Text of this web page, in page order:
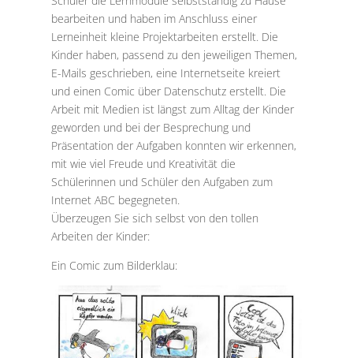
bearbeiten und haben im Anschluss einer
Lerneinheit kleine Projektarbeiten erstellt. Die
Kinder haben, passend zu den jeweiligen Themen,
E-Mails geschrieben, eine Internetseite kreiert
und einen Comic über Datenschutz erstellt. Die
Arbeit mit Medien ist längst zum Alltag der Kinder
geworden und bei der Besprechung und
Präsentation der Aufgaben konnten wir erkennen,
mit wie viel Freude und Kreativität die
Schülerinnen und Schüler den Aufgaben zum
Internet ABC begegneten.
Überzeugen Sie sich selbst von den tollen
Arbeiten der Kinder:
Ein Comic zum Bilderklau: